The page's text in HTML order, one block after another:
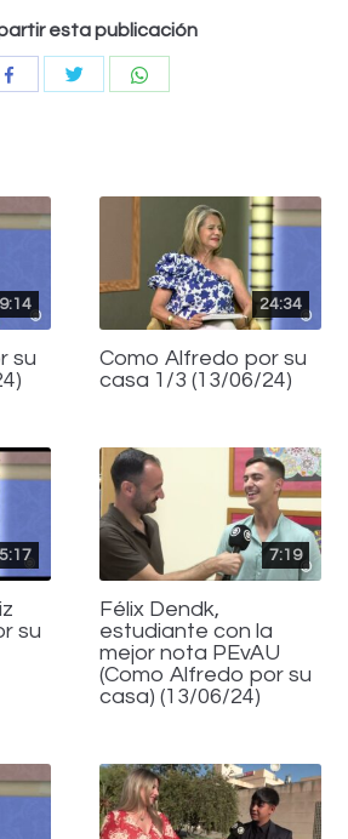
esta publicación
CompartirCompartir
su
24:34
Como Alfredo por su
casa 1/3 (13/06/24)
su
7:19
Félix Dendk,
estudiante con la
mejor nota PEvAU
(Como Alfredo por su
casa) (13/06/24)